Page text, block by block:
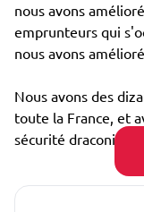
nous avons
emprunteurs qui
nous avons
Nous avons des
toute la France, et
sécurité